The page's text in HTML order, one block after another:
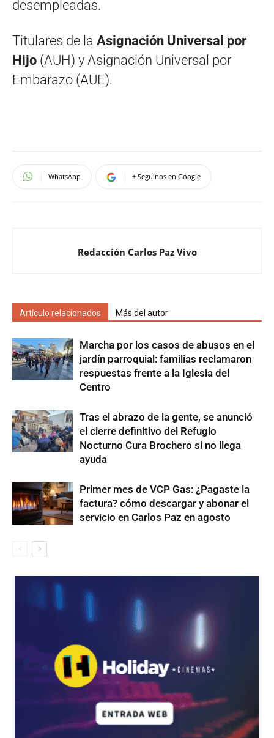
desempleadas.
Titulares de la Asignación Universal por
Hijo (AUH) y Asignación Universal por
Embarazo (AUE).
WhatsApp + Seguinos en Google
Redacción Carlos Paz Vivo
Artículo relacionados Más del autor
Marcha por los casos de abusos en el
jardín parroquial: familias reclamaron
respuestas frente a la Iglesia del
Centro
Tras el abrazo de la gente, se anunció
el cierre definitivo del Refugio
Nocturno Cura Brochero si no llega
ayuda
Primer mes de VCP Gas: ¿Pagaste la
factura? cómo descargar y abonar el
servicio en Carlos Paz en agosto